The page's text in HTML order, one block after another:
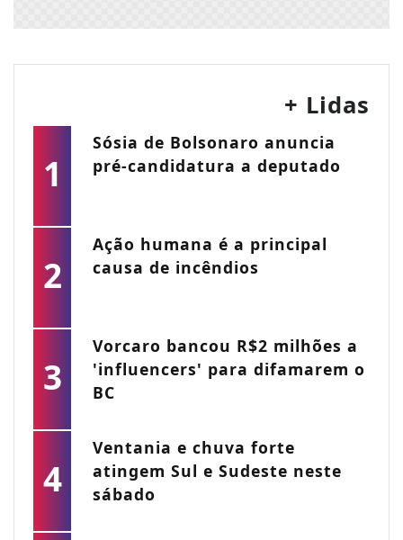
+ Lidas
1
Sósia de Bolsonaro anuncia
pré-candidatura a deputado
2
Ação humana é a principal
causa de incêndios
3
Vorcaro bancou R$2 milhões a
'influencers' para difamarem o
BC
4
Ventania e chuva forte
atingem Sul e Sudeste neste
sábado